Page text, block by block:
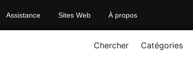
Assistance Sites Web À propos
Chercher Catégories